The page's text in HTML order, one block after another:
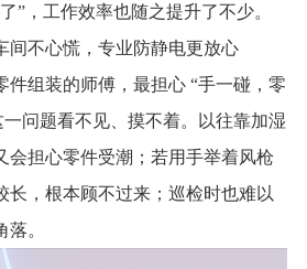
”，工作效率也随之提升了不少。
间不心慌，专业防静电更放心
件组装的师傅，最担心 “手一碰，零
问题看不见、摸不着。以往靠加湿
会担心零件受潮；若用手举着风枪
长，根本顾不过来；巡检时也难以
。